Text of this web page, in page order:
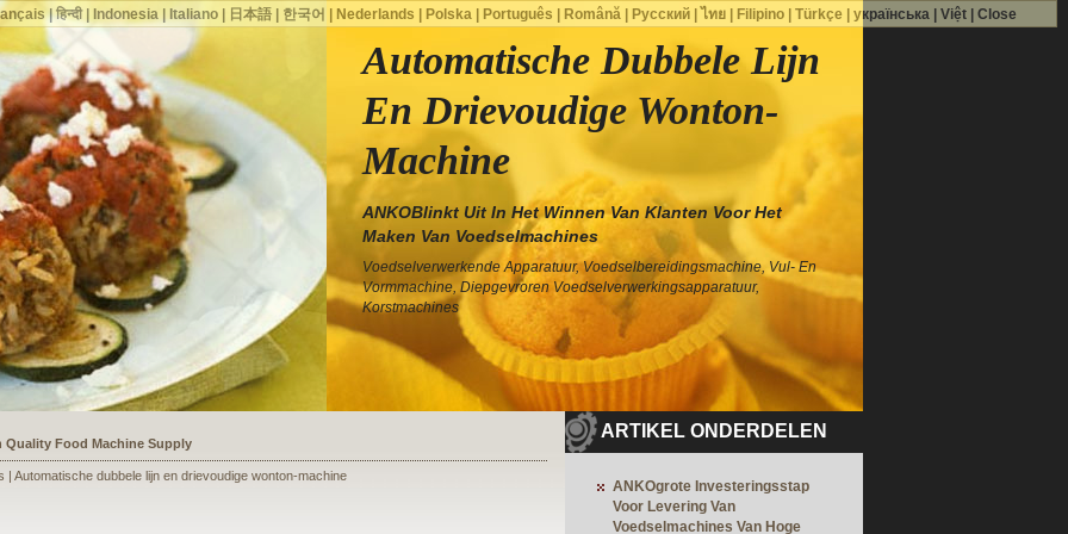
Automatische Dubbele Lijn
En Drievoudige Wonton-
Machine
ANKOBlinkt Uit In Het Winnen Van Klanten Voor Het
Maken Van Voedselmachines
Voedselverwerkende Apparatuur, Voedselbereidingsmachine, Vul- En
Vormmachine, Diepgevroren Voedselverwerkingsapparatuur,
Korstmachines
a Shoe Seller to Start a Food Business
Automatische dubbele lijn en drievoudige wonton-machine
ARTIKEL ONDERDELEN
ANKOgrote Investeringsstap
Voor Levering Van
Voedselmachines Van Hoge
|हिन्दी| Indonesia| Italiano| 日本語| 한국어 Nederlands Polska| Português Română| Русский| ไทย| Filipino| Türkçe українська| Việt| Close